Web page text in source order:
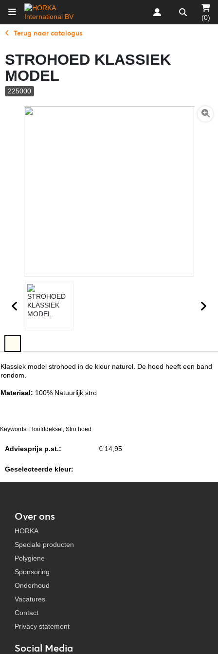
(0)
Terug naar catalogus
STROHOED KLASSIEK
MODEL
225000
Klassiek model strohoed in de kleur naturel. De hoed heeft een band
rondom.
Materiaal: 100% Natuurlijk stro
Keywords: Hoofddeksel, Stro hoed
Adviesprijs p.st.: € 14,95
Geselecteerde kleur:
Over ons
HORKA
Speciale producten
Polygiene
Sponsoring
Onderhoud
Vacatures
Contact
Privacy statement
Social Media